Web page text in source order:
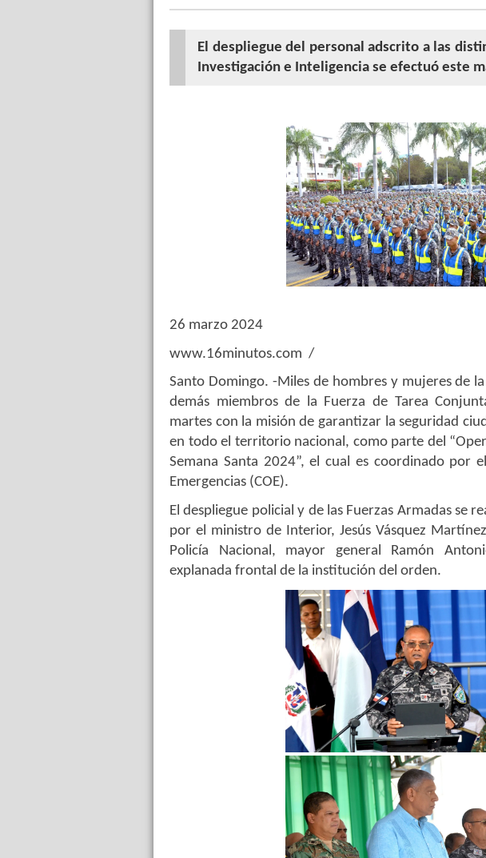
El despliegue del personal adscrito a las
Investigación e Inteligencia se efectuó este
26 marzo 2024
www.16minutos.com /
Santo Domingo. -Miles de hombres y mujeres de
demás miembros de la Fuerza de Tarea
martes con la misión de garantizar la seguridad
en todo el territorio nacional, como parte del
Semana Santa 2024”, el cual es coordinado por
Emergencias (COE).
El despliegue policial y de las Fuerzas Armadas se
por el ministro de Interior, Jesús Vásquez
Policía Nacional, mayor general Ramón
explanada frontal de la institución del orden.